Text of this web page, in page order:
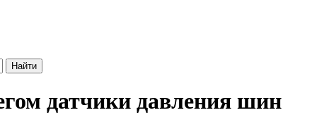
датчики давления шин